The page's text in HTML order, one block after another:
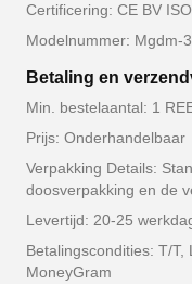
Certificering: CE BV
Modelnummer: Mgdm-
Betaling en
Min. bestelaantal: 1
Prijs: Onderhandelbaar
Verpakking Details:
doosverpakking en de
Levertijd: 20-25
Betalingscondities: T/T,
MoneyGram